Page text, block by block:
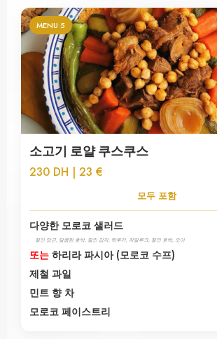
MENU 5
소고기 로얄 쿠스쿠스
230 DH | 23 €
모두 포함
다양한 모로코 샐러드
절인 당근, 달콤한 호박, 절인 감자, 탁투카, 자알루크, 절인 호박, 오이
또는 하리라 파시아 (모로코 수프)
제철 과일
민트 향 차
모로코 페이스트리